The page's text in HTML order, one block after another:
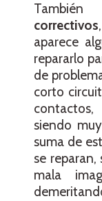
También
correctivos
aparece
repararlo
de
corto
siendo
suma de
se
mala